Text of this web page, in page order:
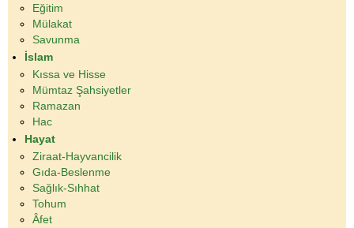
Eğitim
Mülakat
Savunma
İslam
Kıssa ve Hisse
Mümtaz Şahsiyetler
Ramazan
Hac
Hayat
Ziraat-Hayvancilik
Gıda-Beslenme
Sağlık-Sıhhat
Tohum
Âfet